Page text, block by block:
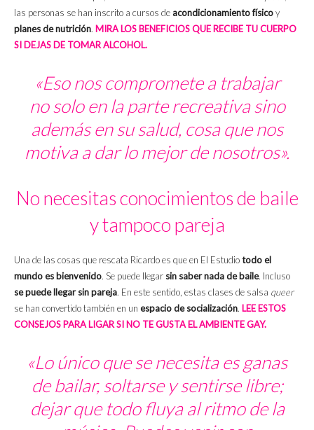
las personas se han inscrito a cursos de acondicionamiento físicoy
planes de nutrición. MIRA LOS BENEFICIOS QUE RECIBE TU CUERPO
SI DEJAS DE TOMAR ALCOHOL.
«Eso nos compromete a trabajar
no solo en la parte recreativa sino
además en su salud, cosa que nos
motiva a dar lo mejor de nosotros».
No necesitas conocimientos de baile
y tampoco pareja
Una de las cosas que rescata Ricardo es que en El Estudiotodo el
mundo es bienvenido. Se puede llegar sin saber nada de baile. Incluso
se puede llegar sin pareja. En este sentido, estas clases de salsa queer
se han convertido también en un espacio de socialización. LEE ESTOS
CONSEJOS PARA LIGAR SI NO TE GUSTA EL AMBIENTE GAY.
«Lo único que se necesita es ganas
de bailar, soltarse y sentirse libre;
dejar que todo fluya al ritmo de la